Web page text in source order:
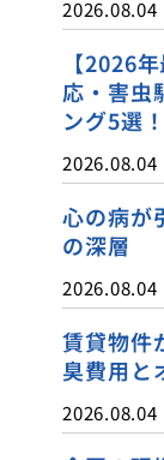
2026.08.04
【2026
応・害虫
ング5選
2026.08.04
心の病が
の深層
2026.08.04
賃貸物件
臭費用と
2026.08.04